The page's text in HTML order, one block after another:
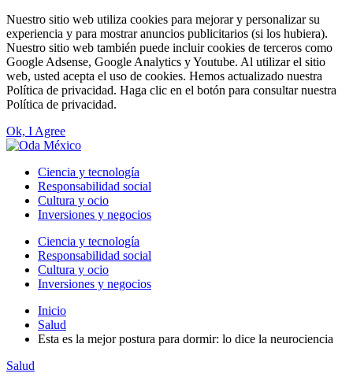
Nuestro sitio web utiliza cookies para mejorar y personalizar su
experiencia y para mostrar anuncios publicitarios (si los hubiera).
Nuestro sitio web también puede incluir cookies de terceros como
Google Adsense, Google Analytics y Youtube. Al utilizar el sitio
web, usted acepta el uso de cookies. Hemos actualizado nuestra
Política de privacidad. Haga clic en el botón para consultar nuestra
Política de privacidad.
Ok, I Agree
Ciencia y tecnología
Responsabilidad social
Cultura y ocio
Inversiones y negocios
Ciencia y tecnología
Responsabilidad social
Cultura y ocio
Inversiones y negocios
Inicio
Salud
Esta es la mejor postura para dormir: lo dice la neurociencia
Salud